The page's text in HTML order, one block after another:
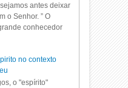
antes deixar
o Senhor. ” O
conhecedor
no contexto
o "espírito"